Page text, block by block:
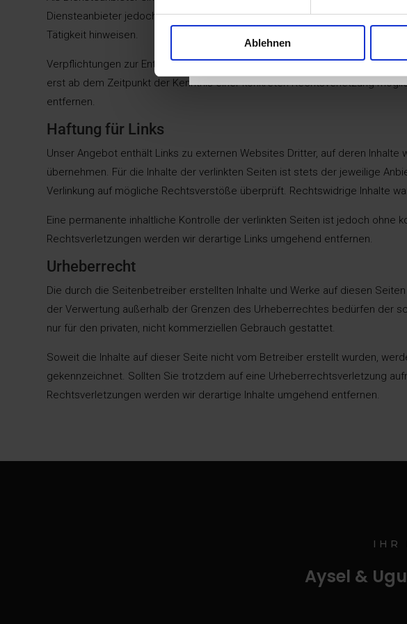
Ablehnen
Diensteanbieter jedoch nicht verpflichtet, übermittelte oder gespeicherte
Tätigkeit hinweisen.
Verpflichtungen zur Entfernung oder Sperrung der Nutzung von
erst ab dem Zeitpunkt der Kenntnis einer konkreten Rechtsverletzung
entfernen.
Haftung für Links
Unser Angebot enthält Links zu externen Websites Dritter, auf deren
übernehmen. Für die Inhalte der verlinkten Seiten ist stets der jeweilige
Verlinkung auf mögliche Rechtsverstöße überprüft. Rechtswidrige Inhalte
Eine permanente inhaltliche Kontrolle der verlinkten Seiten ist jedoch ohne
Rechtsverletzungen werden wir derartige Links umgehend entfernen.
Urheberrecht
Die durch die Seitenbetreiber erstellten Inhalte und Werke auf diesen
der Verwertung außerhalb der Grenzen des Urheberrechtes bedürfen der
nur für den privaten, nicht kommerziellen Gebrauch gestattet.
Soweit die Inhalte auf dieser Seite nicht vom Betreiber erstellt wurden,
gekennzeichnet. Sollten Sie trotzdem auf eine Urheberrechtsverletzung
Rechtsverletzungen werden wir derartige Inhalte umgehend entfernen.
IHR
Aysel &